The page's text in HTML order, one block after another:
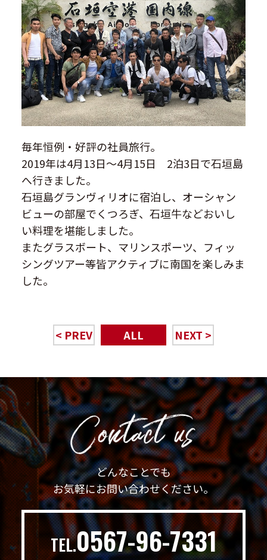
毎年恒例・好評の社員旅行。
2019年は4月13日～4月15日 2泊3日で石垣島
へ行きました。
石垣島グランヴィリオに宿泊し、オーシャン
ビューの部屋でくつろぎ、石垣牛などおいし
い料理を堪能しました。
またグラスボート、マリンスポーツ、フィッ
シングツアー等皆アクティブに南国を楽しみま
した。
< PREV ALL NEXT >
どんなことでも
お気軽にお問い合わせください。
TEL.0567-96-7331